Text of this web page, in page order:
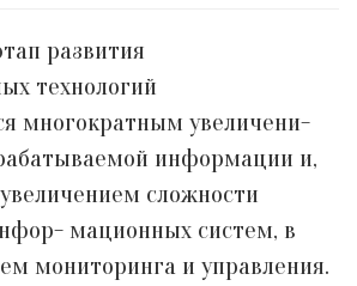
развития
технологий
многократным увеличени-
информации и,
сложности
мационных систем, в
мониторинга и управления.